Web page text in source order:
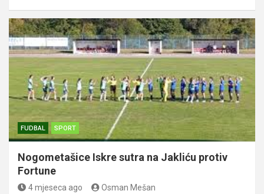
FUDBAL SPORT
Nogometašice Iskre sutra na Jakliću protiv
Fortune
4 mjeseca ago Osman Mešan